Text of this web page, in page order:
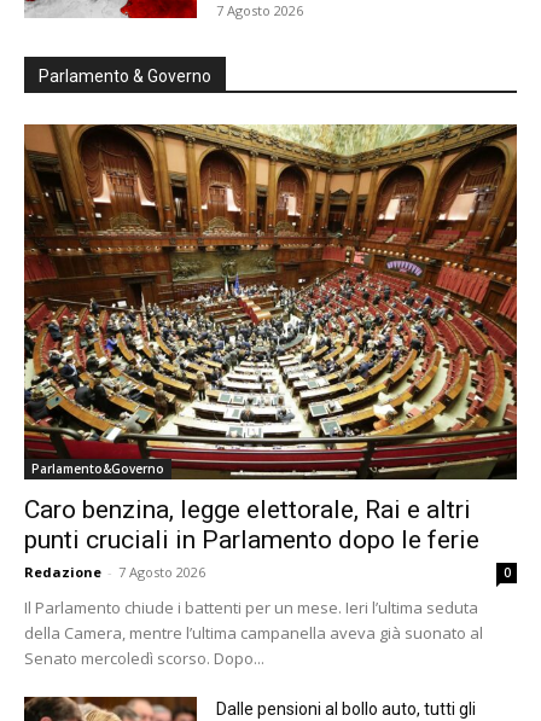
7 Agosto 2026
Parlamento & Governo
Parlamento&Governo
Caro benzina, legge elettorale, Rai e altri
punti cruciali in Parlamento dopo le ferie
Redazione - 7 Agosto 2026 0
Il Parlamento chiude i battenti per un mese. Ieri l’ultima seduta
della Camera, mentre l’ultima campanella aveva già suonato al
Senato mercoledì scorso. Dopo...
Dalle pensioni al bollo auto, tutti gli